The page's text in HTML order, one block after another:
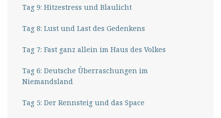
Tag 9: Hitzestress und Blaulicht
Tag 8: Lust und Last des Gedenkens
Tag 7: Fast ganz allein im Haus des Volkes
Tag 6: Deutsche Überraschungen im
Niemandsland
Tag 5: Der Rennsteig und das Space